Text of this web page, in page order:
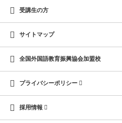
受講生の方
サイトマップ
全国外国語教育振興協会加盟校
プライバシーポリシー
採用情報